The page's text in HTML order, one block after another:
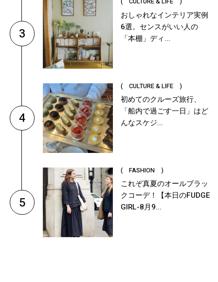
3
おしゃれなインテリア実例
6選。センスがいい人の
「本棚」ディ...
4
( CULTURE & LIFE )
初めてのクルーズ旅行、
「船内で過ごす一日」はど
んなスケジ...
5
( FASHION )
これぞ真夏のオールブラッ
クコーデ！【本日のFUDGE
GIRL-8月9...